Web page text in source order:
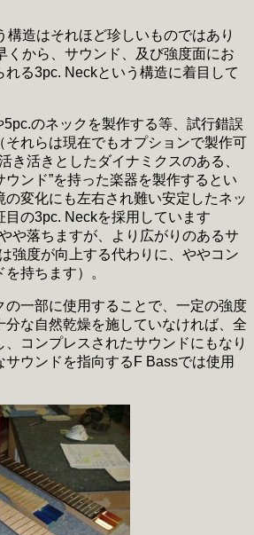
構造はそれほど珍しいものではあり
くから、サウンド、及び強度面にお
れる3pc. Neckという構造に着目して
のネックを製作する等、試行錯誤
それらは現在でもオプションで製作可
き活きとしたダイナミクスのある、
ウンド”を持った楽器を製作するとい
の変化にも左右され難い安定したネッ
目の3pc. Neckを採用しています
や落ちますが、より広がりのあるサ
強度が向上する代わりに、ややコン
持ちます）。
の一部に使用することで、一定の強度
分な自然乾燥を施していなければ、全
、コンプレスされたサウンドにもなり
サウンドを指向するF Bassでは使用